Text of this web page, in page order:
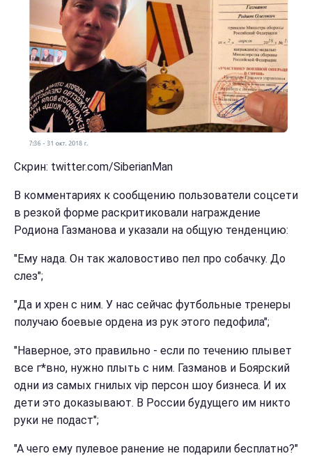
Скрин: twitter.com/SiberianMan
В комментариях к сообщению пользователи соцсети
в резкой форме раскритиковали награждение
Родиона Газманова и указали на общую тенденцию:
"Ему нада. Он так жаловостиво пел про собачку. До
слез";
"Да и хрен с ним. У нас сейчас футбольные тренеры
получаю боевые ордена из рук этого педофила";
"Наверное, это правильно - если по течению плывет
все г*вно, нужно плыть с ним. Газманов и Боярский
одни из самых гнилых vip персон шоу бизнеса. И их
дети это доказывают. В России будущего им никто
руки не подаст";
"А чего ему пулевое ранение не подарили бесплатно?"